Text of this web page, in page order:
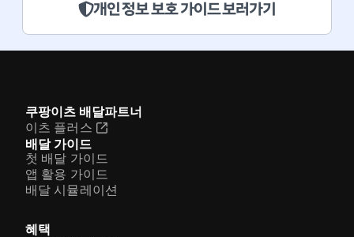
개인 정보 보호 가이드 보러가기
쿠팡이츠 배달파트너
이츠 플러스
배달 가이드
첫 배달 가이드
앱 활용 가이드
배달 시뮬레이션
혜택